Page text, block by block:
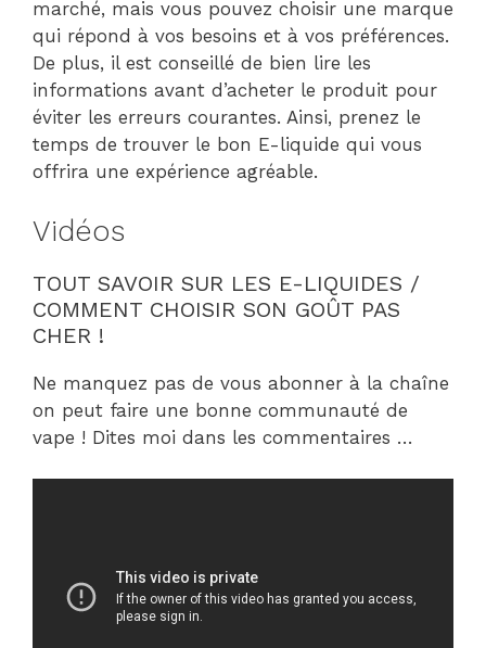
marché, mais vous pouvez choisir une marque
qui répond à vos besoins et à vos préférences.
De plus, il est conseillé de bien lire les
informations avant d’acheter le produit pour
éviter les erreurs courantes. Ainsi, prenez le
temps de trouver le bon E-liquide qui vous
offrira une expérience agréable.
Vidéos
TOUT SAVOIR SUR LES E-LIQUIDES /
COMMENT CHOISIR SON GOÛT PAS
CHER !
Ne manquez pas de vous abonner à la chaîne
on peut faire une bonne communauté de
vape ! Dites moi dans les commentaires …